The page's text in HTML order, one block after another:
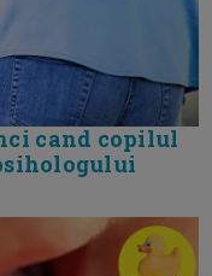
cand copilul